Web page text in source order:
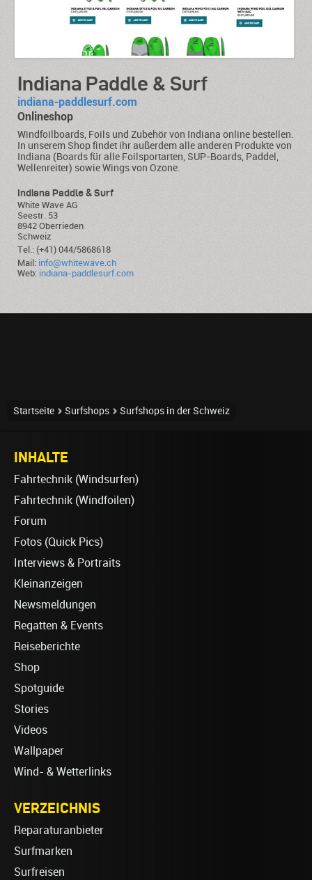
Indiana Paddle & Surf
indiana-paddlesurf.com
Onlineshop
Windfoilboards, Foils und Zubehör von Indiana online bestellen.
In unserem Shop findet ihr außerdem alle anderen Produkte von
Indiana (Boards für alle Foilsportarten, SUP-Boards, Paddel,
Wellenreiter) sowie Wings von Ozone.
Indiana Paddle & Surf
White Wave AG
Seestr. 53
8942 Oberrieden
Schweiz
Tel.: (+41) 044/5868618
Mail: info@whitewave.ch
Web: indiana-paddlesurf.com
Startseite Surfshops Surfshops in der Schweiz
INHALTE
Fahrtechnik (Windsurfen)
Fahrtechnik (Windfoilen)
Forum
Fotos (Quick Pics)
Interviews & Portraits
Kleinanzeigen
Newsmeldungen
Regatten & Events
Reiseberichte
Shop
Spotguide
Stories
Videos
Wallpaper
Wind- & Wetterlinks
VERZEICHNIS
Reparaturanbieter
Surfmarken
Surfreisen